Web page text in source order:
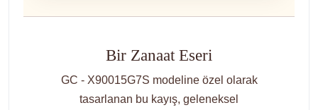
Bir Zanaat Eseri
GC - X90015G7S modeline özel olarak
tasarlanan bu kayış, geleneksel